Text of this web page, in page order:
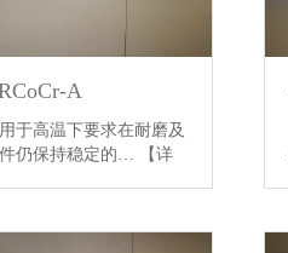
A
于高温下要求在耐磨及
仍保持稳定的…
【详